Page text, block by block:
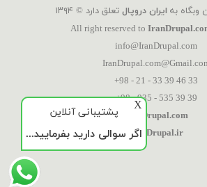
وبگاه به ایران دروپال تعلق دارد © ۱۳۹۴
All right reserved to
info@IranDrupal.com
+98 - 21 - 33 39 46 33
+98 - 935 - 535 39 39
IranDrupal.com
IranDrupal.ir
X
پشتیبانی آنلاین
اگر سوالی دارید بفرمایید...